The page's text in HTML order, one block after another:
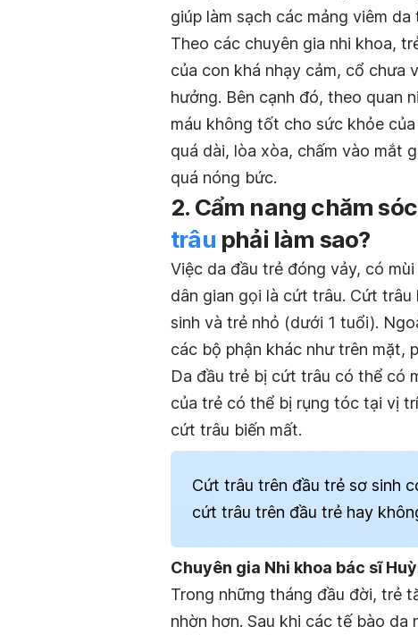
giúp làm sạch các mảng viêm
Theo các chuyên gia nhi khoa,
của con khá nhạy cảm, cổ chưa
hưởng. Bên cạnh đó, theo quan
máu không tốt cho sức khỏe
quá dài, lòa xòa, chấm vào mắt
quá nóng bức.
2. Cẩm nang chăm
trâu phải làm sao?
Việc da đầu trẻ đóng vảy, có
dân gian gọi là cứt trâu. Cứt trâu
sinh và trẻ nhỏ (dưới 1 tuổi).
các bộ phận khác như trên mặt,
Da đầu trẻ bị cứt trâu có thể có
của trẻ có thể bị rụng tóc tại vị
cứt trâu biến mất.
Cứt trâu trên đầu trẻ sơ sinh
cứt trâu trên đầu trẻ hay
Chuyên gia Nhi khoa bác sĩ
Trong những tháng đầu đời, trẻ
nhờn hơn. Sau khi các tế bào